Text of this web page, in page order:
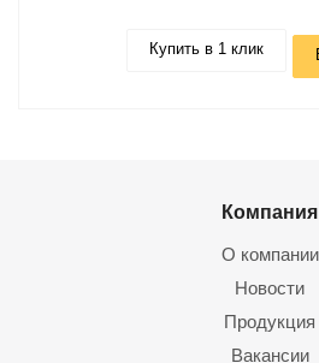
Купить в 1 клик
Компания
О компании
Новости
Продукция
Вакансии